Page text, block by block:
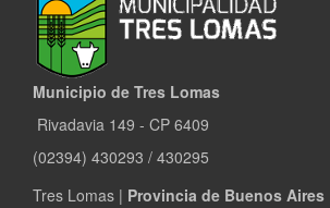
Municipio de Tres Lomas
Rivadavia 149 - CP 6409
(02394) 430293 / 430295
Tres Lomas | Provincia de Buenos Aires